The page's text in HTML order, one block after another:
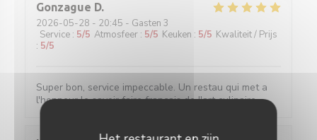
Gonzague D
2026-05-28 - 20:45 - Gasten 3
Service : 5/5 Atmosfeer : 5/5 Keuken : 5/5 Kwaliteit / Prijs
: 5/5
Super bon, service impeccable. Un restau qui met a
l'honneur le savoir faire français de l'art culinaire.